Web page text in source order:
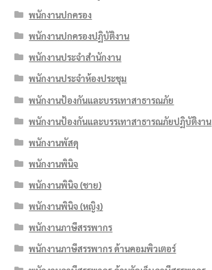
พนักงานปกครอง
พนักงานปกครองปฏิบัติงาน
พนักงานประจำสำนักงาน
พนักงานประจำห้องประชุม
พนักงานป้องกันและบรรเทาสาธารณภัย
พนักงานป้องกันและบรรเทาสาธารณภัยปฏิบัติงาน
พนักงานพัสดุ
พนักงานพินิจ
พนักงานพินิจ (ชาย)
พนักงานพินิจ (หญิง)
พนักงานภาษีสรรพากร
พนักงานภาษีสรรพากร ด้านคอมพิวเตอร์